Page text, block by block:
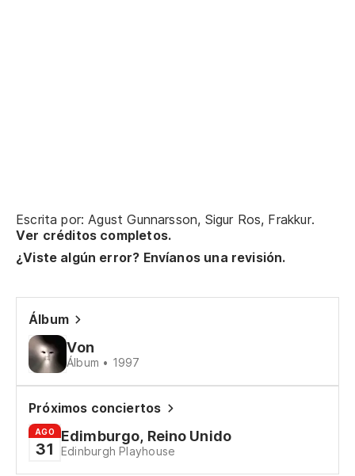
Escrita por: Agust Gunnarsson, Sigur Ros, Frakkur.
Ver créditos completos.
¿Viste algún error? Envíanos una revisión.
Álbum
Von
Álbum • 1997
Próximos conciertos
AGO
31
Edimburgo, Reino Unido
Edinburgh Playhouse